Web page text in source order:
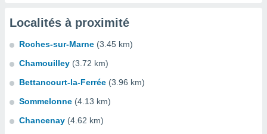
Localités à proximité
Roches-sur-Marne (3.45 km)
Chamouilley (3.72 km)
Bettancourt-la-Ferrée (3.96 km)
Sommelonne (4.13 km)
Chancenay (4.62 km)